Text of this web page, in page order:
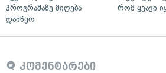
პროგრამაზე მიღება
დაიწყო
რომ ყვავი
კომენტარები